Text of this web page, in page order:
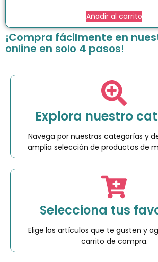
Añadir al carrito
¡Compra fácilmente en
online en solo 4 pasos!
Explora nuestro
Navega por nuestras categorías y
amplia selección de productos de
Selecciona tus
Elige los artículos que te gusten y
carrito de compra.